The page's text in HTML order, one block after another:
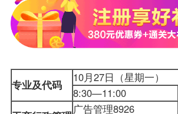
专业及代码
10月27日（星期一）
8:30—11:00
广告管理8926